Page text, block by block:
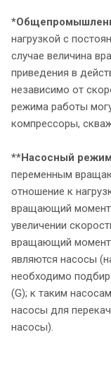
нагрузкой с
случае величина
приведения в
независимо от
режима работы
компрессоры,
**Насосный
переменным
отношение к
вращающий момент
увеличении
вращающий
являются насосы
необходимо
(G); к таким
насосы для
насосы).